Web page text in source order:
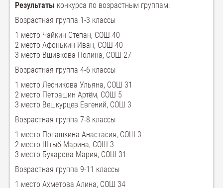
Результаты конкурса по возрастным группам:
Возрастная группа 1-3 классы
1 место Чайкин Степан, СОШ 40
2 место Афонькин Иван, СОШ 40
3 место Вшивкова Полина, СОШ 27
Возрастная группа 4-6 классы
1 место Лесникова Ульяна, СОШ 31
2 место Петрашин Артём, СОШ 5
3 место Вешкурцев Евгений, СОШ 3
Возрастная группа 7-8 классы
1 место Поташкина Анастасия, СОШ 3
2 место Штыб Марина, СОШ 3
3 место Бухарова Мария, СОШ 31
Возрастная группа 9-11 классы
1 место Ахметова Алина, СОШ 34